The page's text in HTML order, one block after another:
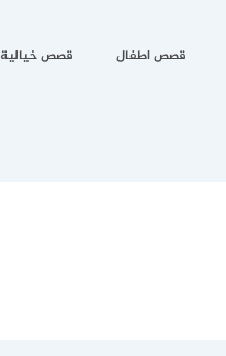
قصص اطفال قصص خيالية